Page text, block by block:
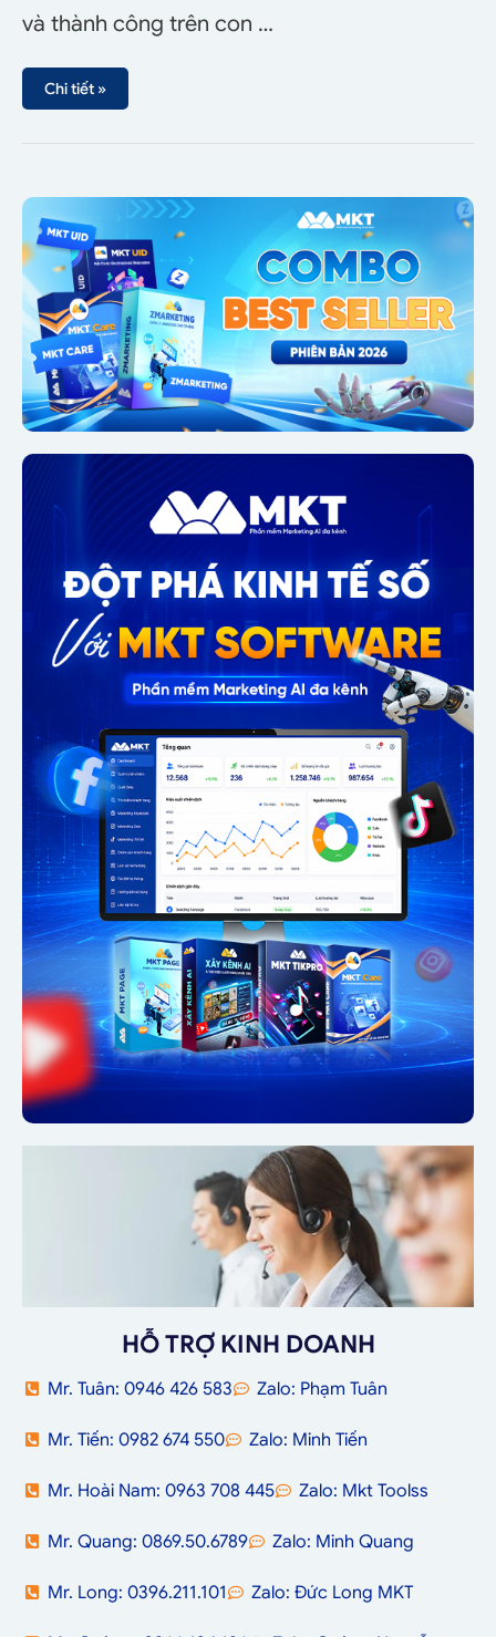
và thành công trên con …
Chi tiết »
HỖ TRỢ KINH DOANH
Mr. Tuân: 0946 426 583 Zalo: Phạm Tuân
Mr. Tiến: 0982 674 550 Zalo: Minh Tiến
Mr. Hoài Nam: 0963 708 445 Zalo: Mkt Toolss
Mr. Quang: 0869.50.6789 Zalo: Minh Quang
Mr. Long: 0396.211.101 Zalo: Đức Long MKT